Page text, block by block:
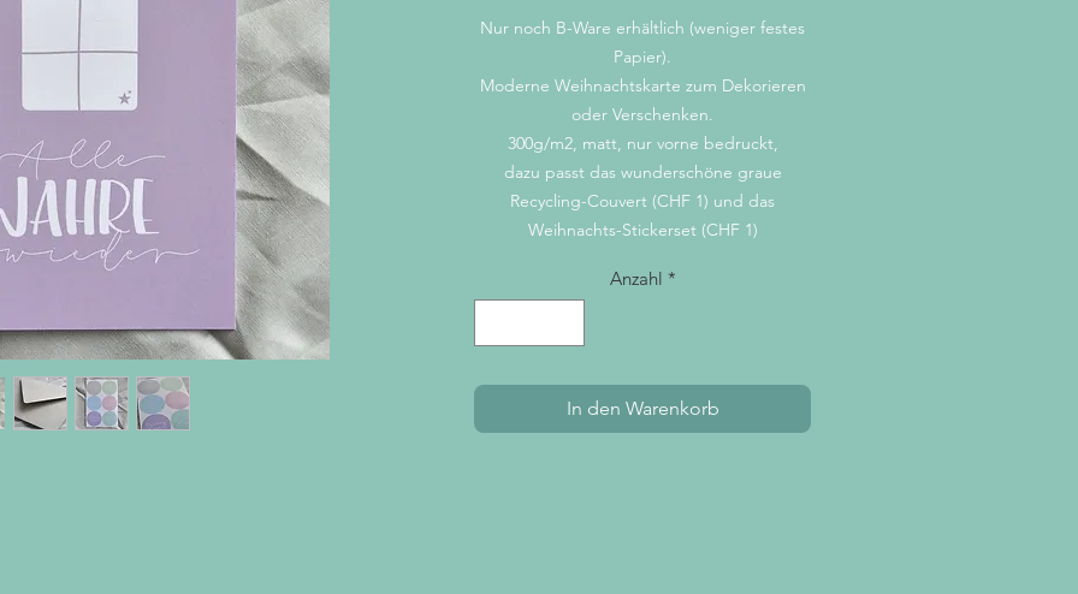
Nur noch B-Ware erhältlich (weniger festes
Papier).
Moderne Weihnachtskarte zum Dekorieren
oder Verschenken.
300g/m2, matt, nur vorne bedruckt,
dazu passt das wunderschöne graue
Recycling-Couvert (CHF 1) und das
Weihnachts-Stickerset (CHF 1)
Anzahl *
In den Warenkorb